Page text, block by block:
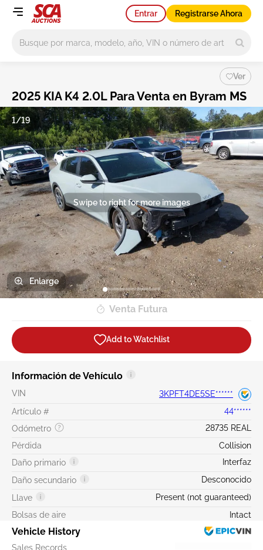
Entrar Registrarse Ahora
Ver
2025 KIA K4 2.0L Para Venta en Byram MS
Swipe to right for more images
1/19
Enlarge
Venta Futura
Add to Watchlist
Información de Vehículo
VIN
3KPFT4DE5SE******
Artículo #
44******
Odómetro
28735 REAL
Pérdida
Collision
Daño primario
Interfaz
Daño secundario
Desconocido
Llave
Present (not guaranteed)
Bolsas de aire
Intact
Vehicle History
Sales Records